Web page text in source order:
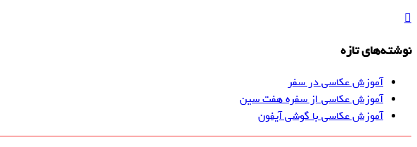
نوشته‌های تازه
آموزش عکاسی در سفر
آموزش عکاسی از سفره هفت سین
آموزش عکاسی با گوشی آیفون